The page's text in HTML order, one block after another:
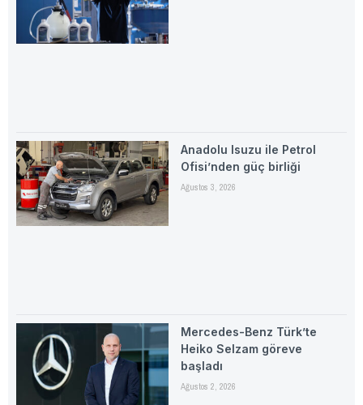
Anadolu Isuzu ile Petrol
Ofisi’nden güç birliği
Ağustos 3, 2026
Mercedes-Benz Türk’te
Heiko Selzam göreve
başladı
Ağustos 2, 2026